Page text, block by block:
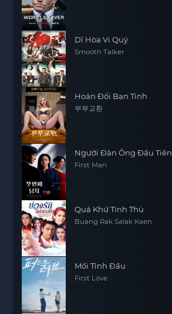
Dĩ Hòa Vi Quý
Smooth Talker
Hoán Đổi Bạn Tình
부부교환
Người Đàn Ông Đầu Tiên
First Man
Quá Khứ Tình Thù
Buang Rak Salak Kaen
Mối Tình Đầu
First Love